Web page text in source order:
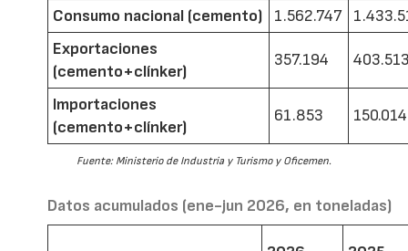
Consumo nacional (cemento)
1.562.747
Exportaciones
(cemento+clínker)
357.194
Importaciones
(cemento+clínker)
61.853 150.014
Fuente: Ministerio de Industria y Turismo y Oficemen.
Datos acumulados (ene-jun 2026, en toneladas)